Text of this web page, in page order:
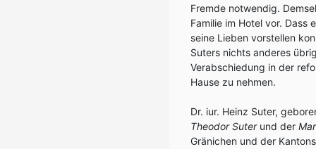
Fremde notwendig.
Familie im Hotel vor.
seine Lieben vorstellen
Suters nichts anderes
Verabschiedung in der
Hause zu nehmen.
Dr. iur. Heinz Suter,
Theodor Suterund der
Gränichen und der